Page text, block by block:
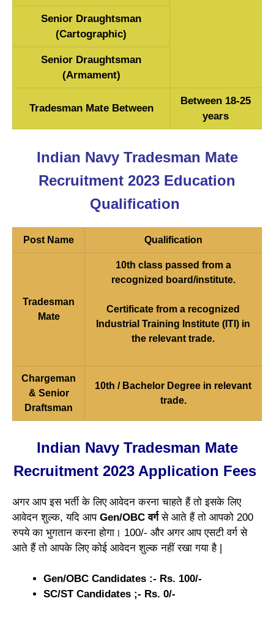
Senior Draughtsman
(Cartographic)
Senior Draughtsman
(Armament)
Tradesman Mate Between
Between 18-25
years
Indian Navy Tradesman Mate
Recruitment 2023 Education
Qualification
Post Name Qualification
Tradesman
Mate
10th class passed from a
recognized board/institute.
Certificate from a recognized
Industrial Training Institute (ITI) in
the relevant trade.
Chargeman
& Senior
Draftsman
10th / Bachelor Degree in relevant
trade.
Indian Navy Tradesman Mate
Recruitment 2023 Application Fees
अगर आप इस भर्ती के लिए आवेदन करना चाहते हैं तो इसके लिए
आवेदन शुल्क, यदि आप Gen/OBC वर्गसे आते हैं तो आपको 200
रुपये का भुगतान करना होगा। 100/- और अगर आप एसटी वर्ग से
आते हैं तो आपके लिए कोई आवेदन शुल्क नहीं रखा गया है |
Gen/OBC Candidates :- Rs. 100/-
SC/ST Candidates ;- Rs. 0/-